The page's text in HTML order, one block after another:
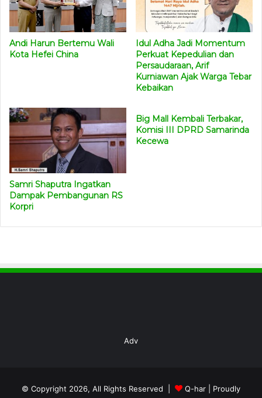
Andi Harun Bertemu Wali
Kota Hefei China
Idul Adha Jadi Momentum
Perkuat Kepedulian dan
Persaudaraan, Arif
Kurniawan Ajak Warga Tebar
Kebaikan
Samri Shaputra Ingatkan
Dampak Pembangunan RS
Korpri
Big Mall Kembali Terbakar,
Komisi III DPRD Samarinda
Kecewa
Adv
© Copyright 2026, All Rights Reserved | Q-har | Proudly